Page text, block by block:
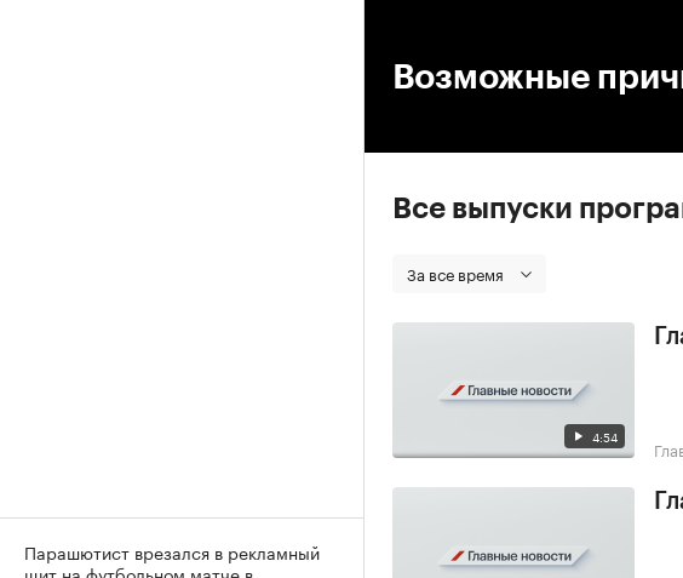
Возможные
Все выпуски
За все время
4:54
Парашютист врезался в рекламный